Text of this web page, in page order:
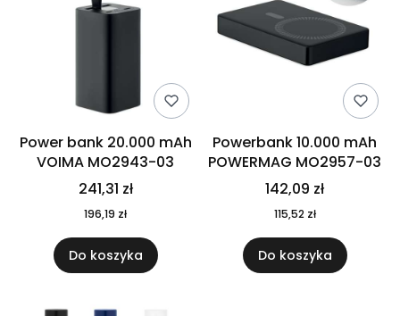
Power bank 20.000 mAh
VOIMA MO2943-03
241,31 zł
196,19 zł
Do koszyka
Powerbank 10.000 mAh
POWERMAG MO2957-03
142,09 zł
115,52 zł
Do koszyka